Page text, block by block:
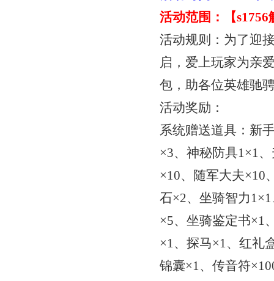
活动范围：【
活动规则：为了迎
启，爱上玩家为亲
包，助各位英雄驰
活动奖励：
系统赠送道具：新
×3、神秘防具1×1
×10、随军大夫×10
石×2、坐骑智力
×5、坐骑鉴定书×1
×1、探马×1、红礼
锦囊×1、传音符